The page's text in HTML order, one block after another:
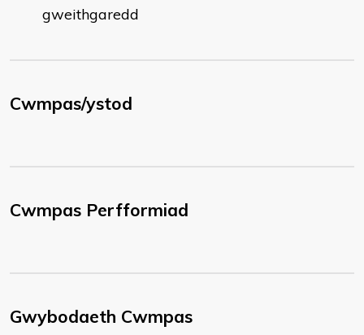
gweithgaredd
Cwmpas/ystod
Cwmpas Perfformiad
Gwybodaeth Cwmpas